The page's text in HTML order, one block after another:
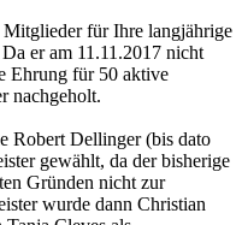
für Ihre langjährige
er am 11.11.2017 nicht
Ehrung für 50 aktive
nachgeholt.
Robert Dellinger (bis dato
gewählt, da der bisherige
Gründen nicht zur
wurde dann Christian